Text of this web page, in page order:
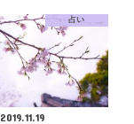
占い
2019.11.19